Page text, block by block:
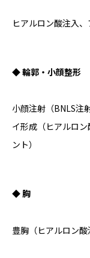
ヒアルロン酸注入
◆ 輪郭・小顔整形
小顔注射（BNLS注
イ形成（ヒアルロ
ント）
◆ 胸
豊胸（ヒアルロン